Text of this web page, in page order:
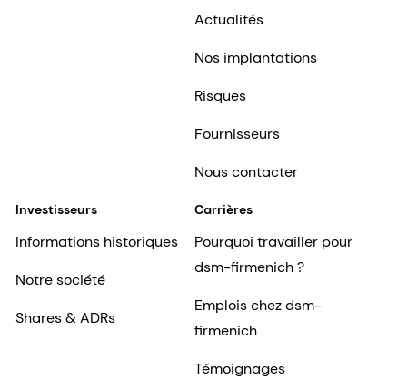
Actualités
Nos implantations
Risques
Fournisseurs
Nous contacter
Investisseurs
Informations historiques
Notre société
Shares & ADRs
Carrières
Pourquoi travailler pour
dsm-firmenich ?
Emplois chez dsm-
firmenich
Témoignages